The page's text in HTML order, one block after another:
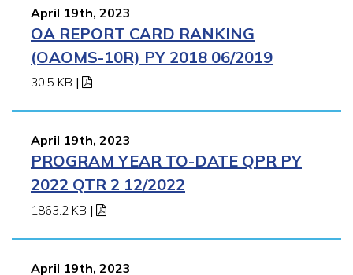
April 19th, 2023
OA REPORT CARD RANKING
(OAOMS-10R) PY 2018 06/2019
30.5 KB |
April 19th, 2023
PROGRAM YEAR TO-DATE QPR PY
2022 QTR 2 12/2022
1863.2 KB |
April 19th, 2023